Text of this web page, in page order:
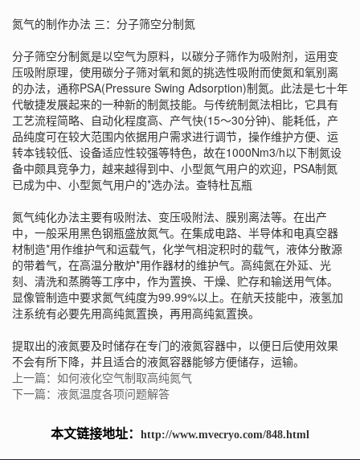
氮气的制作办法 三：分子筛空分制氮
分子筛空分制氮是以空气为原料，以碳分子筛作为吸附剂，运用变
压吸附原理，使用碳分子筛对氧和氮的挑选性吸附而使氮和氧别离
的办法，通称PSA(Pressure Swing Adsorption)制氮。此法是七十年
代敏捷发展起来的一种新的制氮技能。与传统制氮法相比，它具有
工艺流程简略、自动化程度高、产气快(15～30分钟)、能耗低，产
品纯度可在较大范围内依据用户需求进行调节，操作维护方便、运
转本钱较低、设备适应性较强等特色，故在1000Nm3/h以下制氮设
备中颇具竞争力，越来越得到中、小型氮气用户的欢迎，PSA制氮
已成为中、小型氮气用户的*选办法。 查特杜瓦瓶
氮气纯化办法主要有吸附法、变压吸附法、膜别离法等。在出产
中，一般采用黑色钢瓶盛放氮气。在集成电路、半导体和电真空器
材制造*用作维护气和运载气，化学气相淀积时的载气，液体分散源
的带着气，在高温分散炉*用作器材的维护气。高纯氮在外延、光
刻、清洗和蒸腾等工序中，作为置换、干燥、贮存和输送用气体。
显像管制造中要求氮气纯度为99.99%以上。在航天技能中，液氢加
注系统有必要先用高纯氮置换，再用高纯氦置换。
提取出的液氮要及时储存在专门的液氮容器中，以便日后使用效果
不会有所下降，并且适合的液氮容器能够方便储存，运输。
上一篇：如何液化空气制取高纯氮气
下一篇：液氮温度各项问题解答
本文链接地址： http://www.mvecryo.com/848.html